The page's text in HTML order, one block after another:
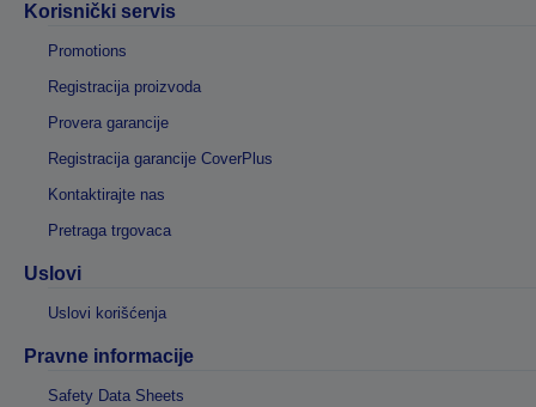
Korisnički servis
Promotions
Registracija proizvoda
Provera garancije
Registracija garancije CoverPlus
Kontaktirajte nas
Pretraga trgovaca
Uslovi
Uslovi korišćenja
Pravne informacije
Safety Data Sheets